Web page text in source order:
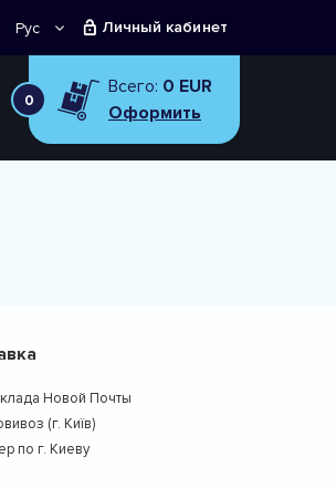
Рус Личный кабинет
0
Всего: 0 EUR
Оформить
Новой Почты
(г. Київ)
по г. Киеву